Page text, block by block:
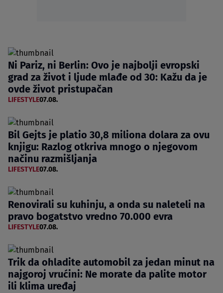
Ni Pariz, ni Berlin: Ovo je najbolji evropski
grad za život i ljude mlađe od 30: Kažu da je
ovde život pristupačan
LIFESTYLE07.08.
Bil Gejts je platio 30,8 miliona dolara za ovu
knjigu: Razlog otkriva mnogo o njegovom
načinu razmišljanja
LIFESTYLE07.08.
Renovirali su kuhinju, a onda su naleteli na
pravo bogatstvo vredno 70.000 evra
LIFESTYLE07.08.
Trik da ohladite automobil za jedan minut na
najgoroj vrućini: Ne morate da palite motor
ili klima uređaj